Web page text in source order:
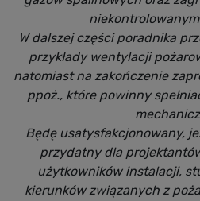
W dalszej części poradnika
przykłady wentylacji
natomiast na zakończenie
ppoż., które powinny
Będę usatysfakcjonowany,
przydatny dla
użytkowników instalacji,
kierunków związanych z